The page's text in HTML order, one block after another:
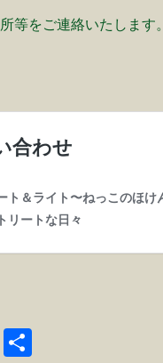
等をご連絡いたします。
Li